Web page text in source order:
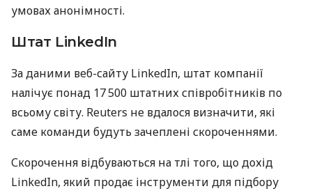
умовах анонімності.
Штат LinkedIn
За даними веб-сайту LinkedIn, штат компанії
налічує понад 17 500 штатних співробітників по
всьому світу. Reuters не вдалося визначити, які
саме команди будуть зачеплені скороченнями.
Скорочення відбуваються на тлі того, що дохід
LinkedIn, який продає інструменти для підбору